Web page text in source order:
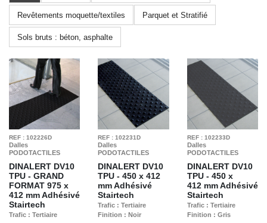
Revêtements moquette/textiles Parquet et Stratifié
Sols bruts : béton, asphalte
REF : 102226D
Dalles
PODOTACTILES
DINALERT DV10
TPU - GRAND
FORMAT 975 x
412 mm Adhésivé
Stairtech
Trafic : Tertiaire
REF : 102231D
Dalles
PODOTACTILES
DINALERT DV10
TPU - 450 x 412
mm Adhésivé
Stairtech
Trafic : Tertiaire
Finition : Noir
REF : 102233D
Dalles
PODOTACTILES
DINALERT DV10
TPU -450 x
412 mm Adhésivé
Stairtech
Trafic : Tertiaire
Finition : Gris